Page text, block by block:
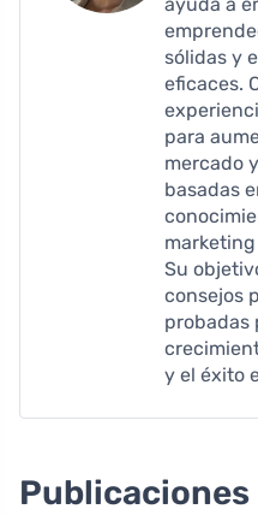
ayuda a
sólidas y
eficaces.
para
mercado
basadas
Su
consejos
probadas
y el éxito
Publicaciones